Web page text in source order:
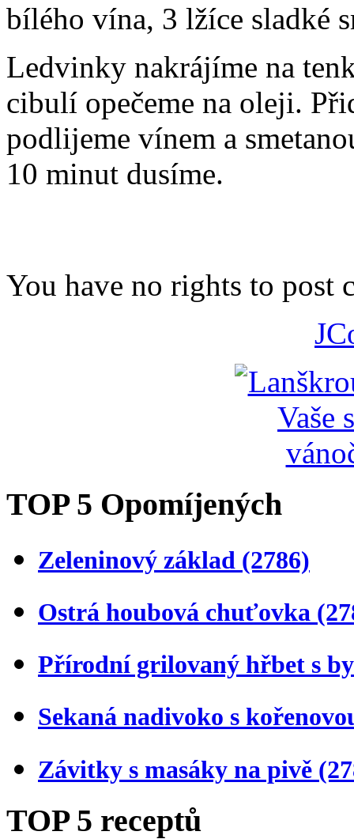
bílého vína, 3 lžíce sladké
Ledvinky nakrájíme na
cibulí opečeme na oleji.
podlijeme vínem a
10 minut dusíme.
You have no rights to post
TOP 5 Opomíjených
Zeleninový základ (2786)
Ostrá houbová chuťovka
Přírodní grilovaný hřbet s
Sekaná nadivoko s
Závitky s masáky na pivě
TOP 5 receptů